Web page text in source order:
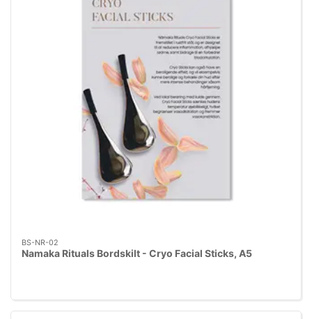
BS-NR-02
Namaka Rituals Bordskilt - Cryo Facial Sticks, A5